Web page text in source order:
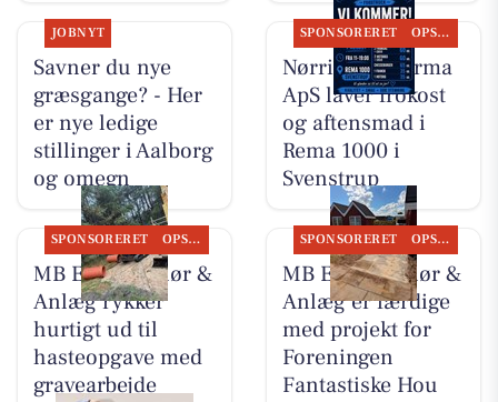
JOBNYT
Savner du nye
græsgange? - Her
er nye ledige
stillinger i Aalborg
og omegn
SPONSORERET OPSLAGSTAVLEN
Nørris Multifirma
ApS laver frokost
og aftensmad i
Rema 1000 i
Svenstrup
SPONSORERET OPSLAGSTAVLEN
MB Entreprenør &
Anlæg rykker
hurtigt ud til
hasteopgave med
gravearbejde
SPONSORERET OPSLAGSTAVLEN
MB Entreprenør &
Anlæg er færdige
med projekt for
Foreningen
Fantastiske Hou